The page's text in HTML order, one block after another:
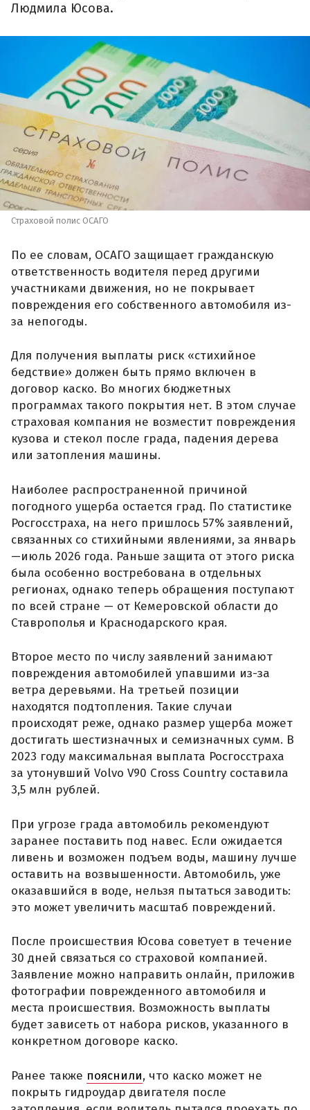
Людмила Юсова.
Страховой полис ОСАГО
По ее словам, ОСАГО защищает гражданскую
ответственность водителя перед другими
участниками движения, но не покрывает
повреждения его собственного автомобиля из-
за непогоды.
Для получения выплаты риск «стихийное
бедствие» должен быть прямо включен в
договор каско. Во многих бюджетных
программах такого покрытия нет. В этом случае
страховая компания не возместит повреждения
кузова и стекол после града, падения дерева
или затопления машины.
Наиболее распространенной причиной
погодного ущерба остается град. По статистике
Росгосстраха, на него пришлось 57% заявлений,
связанных со стихийными явлениями, за январь
—июль 2026 года. Раньше защита от этого риска
была особенно востребована в отдельных
регионах, однако теперь обращения поступают
по всей стране — от Кемеровской области до
Ставрополья и Краснодарского края.
Второе место по числу заявлений занимают
повреждения автомобилей упавшими из-за
ветра деревьями. На третьей позиции
находятся подтопления. Такие случаи
происходят реже, однако размер ущерба может
достигать шестизначных и семизначных сумм. В
2023 году максимальная выплата Росгосстраха
за утонувший Volvo V90 Cross Country составила
3,5 млн рублей.
При угрозе града автомобиль рекомендуют
заранее поставить под навес. Если ожидается
ливень и возможен подъем воды, машину лучше
оставить на возвышенности. Автомобиль, уже
оказавшийся в воде, нельзя пытаться заводить:
это может увеличить масштаб повреждений.
После происшествия Юсова советует в течение
30 дней связаться со страховой компанией.
Заявление можно направить онлайн, приложив
фотографии поврежденного автомобиля и
места происшествия. Возможность выплаты
будет зависеть от набора рисков, указанного в
конкретном договоре каско.
Ранее также пояснили, что каско может не
покрыть гидроудар двигателя после